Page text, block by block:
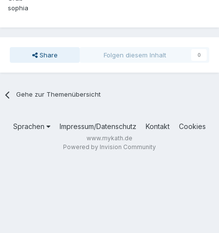
sophia
Share Folgen diesem Inhalt 0
Gehe zur Themenübersicht
Sprachen Impressum/Datenschutz Kontakt Cookies
www.mykath.de
Powered by Invision Community